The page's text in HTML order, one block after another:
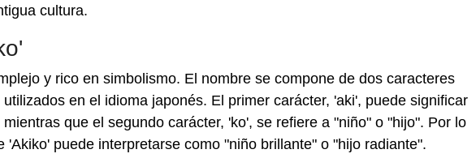
cultura.
y rico en simbolismo. El nombre se compone de dos caracteres
en el idioma japonés. El primer carácter, 'aki', puede significar
que el segundo carácter, 'ko', se refiere a "niño" o "hijo". Por lo
'Akiko' puede interpretarse como "niño brillante" o "hijo radiante".